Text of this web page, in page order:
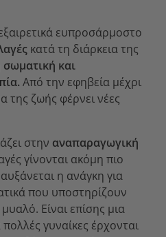
ευπροσάρμοστο
κατά τη διάρκεια της
σωματική και
Από την εφηβεία μέχρι
της ζωής φέρνει νέες
στην αναπαραγωγική
γίνονται ακόμη πιο
η ανάγκη για
που υποστηρίζουν
Είναι επίσης μια
γυναίκες έρχονται